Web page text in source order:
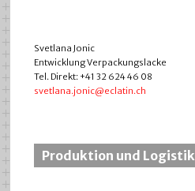
Svetlana Jonic
Entwicklung Verpackungslacke
Tel. Direkt: +41 32 624 46 08
svetlana.jonic@eclatin.ch
Produktion und Logistik